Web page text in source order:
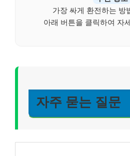
가장 싸게 환전하는 방
아래 버튼을 클릭하여 자
자주 묻는 질문